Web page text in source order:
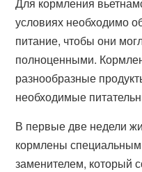
условиях необходимо
питание, чтобы они
полноценными.
разнообразные
необходимые
В первые две недели
кормлены
заменителем, который